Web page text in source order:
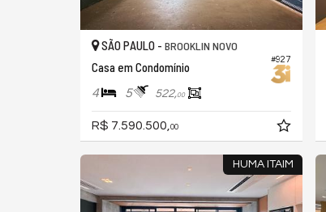
#927
SÃO PAULO - BROOKLIN NOVO
Casa em Condomínio
4 5 522,00
R$ 7.590.500,00
HUMA ITAIM